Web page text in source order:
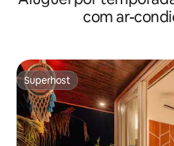
com ar-
Superhost
Superhost